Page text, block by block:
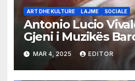
ART DHE KULTURE LAJME SOCIALE
Antonio Lucio
Gjeni i Muzikës
MAR 4, 2025 EDITOR